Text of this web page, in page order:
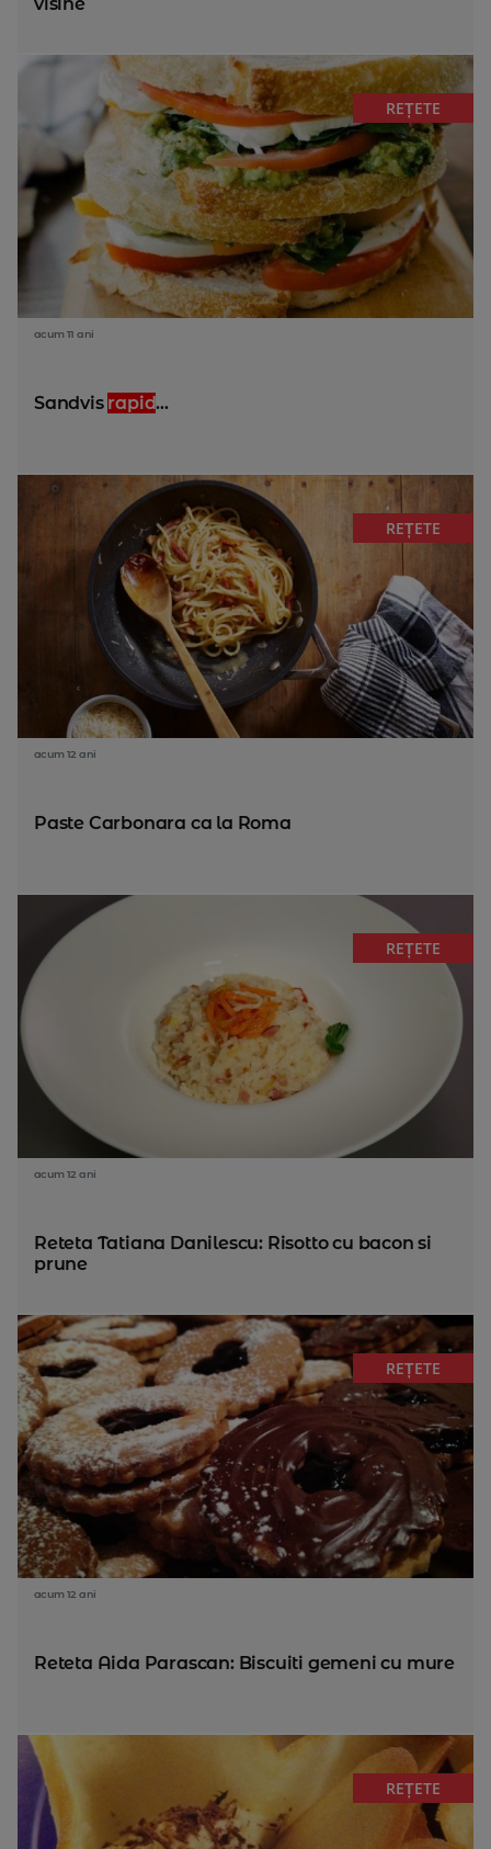
REȚETE
acum 11 ani
Sandvis rapid...
REȚETE
acum 12 ani
Paste Carbonara ca la Roma
REȚETE
acum 12 ani
Reteta Tatiana Danilescu: Risotto cu bacon si
prune
REȚETE
acum 12 ani
Reteta Aida Parascan: Biscuiti gemeni cu mure
REȚETE